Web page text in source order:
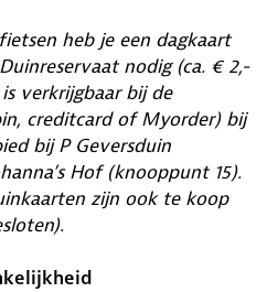
heb je een dagkaart
nodig (ca. € 2,-
verkrijgbaar bij de
creditcard of Myorder) bij
bij P Geversduin
Hof (knooppunt 15).
zijn ook te koop